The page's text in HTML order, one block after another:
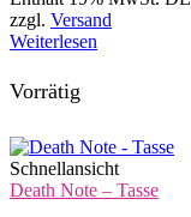
zzgl. Versand
Weiterlesen
Vorrätig
Schnellansicht
Death Note – Tasse